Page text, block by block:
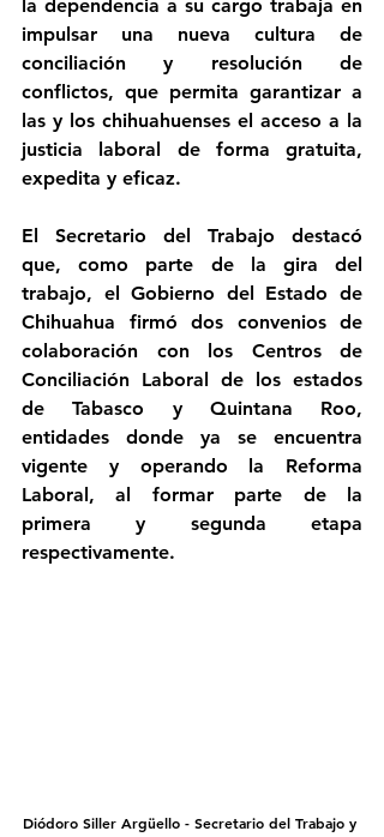
la dependencia a su cargo trabaja en
impulsar una nueva cultura de
conciliación y resolución de
conflictos, que permita garantizar a
las y los chihuahuenses el acceso a la
justicia laboral de forma gratuita,
expedita y eficaz.
El Secretario del Trabajo destacó
que, como parte de la gira del
trabajo, el Gobierno del Estado de
Chihuahua firmó dos convenios de
colaboración con los Centros de
Conciliación Laboral de los estados
de Tabasco y Quintana Roo,
entidades donde ya se encuentra
vigente y operando la Reforma
Laboral, al formar parte de la
primera y segunda etapa
respectivamente.
Diódoro Siller Argüello - Secretario del Trabajo y